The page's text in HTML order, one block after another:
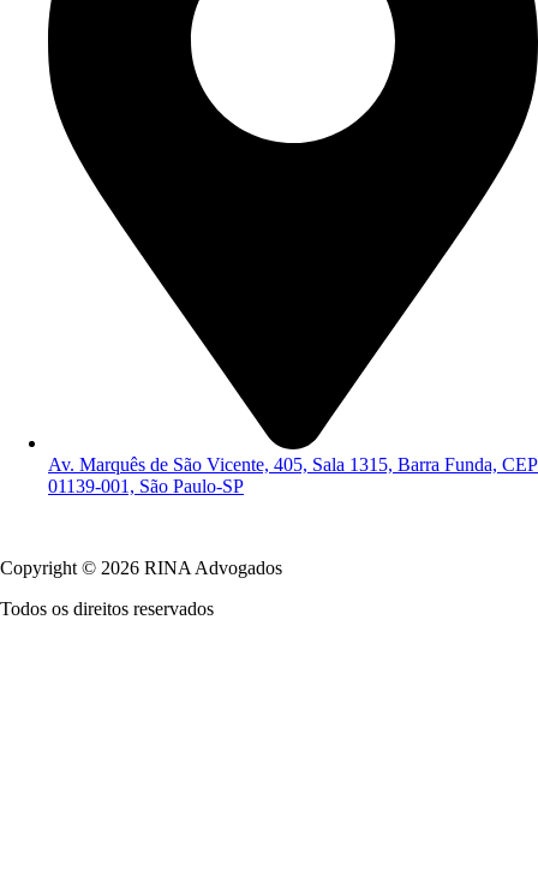
Av. Marquês de São Vicente, 405, Sala 1315, Barra Funda, CEP
01139-001, São Paulo-SP
Copyright © 2026 RINA Advogados
Todos os direitos reservados